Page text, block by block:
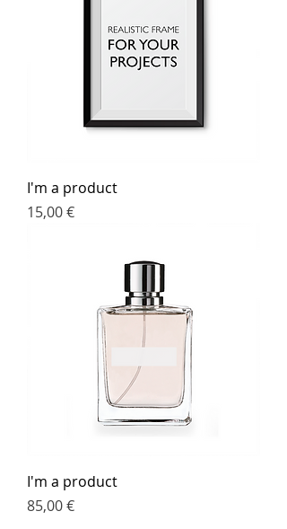
I'm a product
Preis
15,00 €
I'm a product
Preis
85,00 €